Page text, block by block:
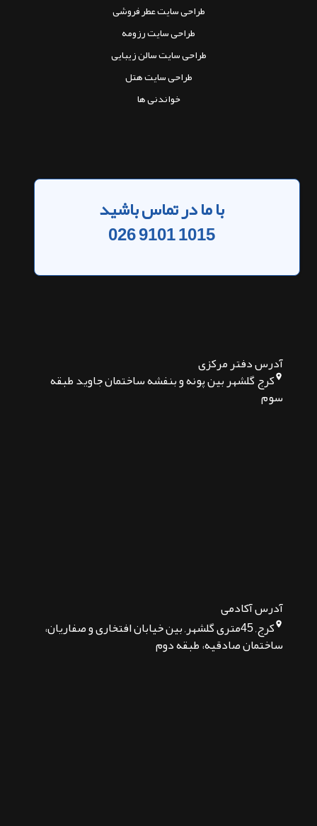
طراحی سایت عطر فروشی
طراحی سایت رزومه
طراحی سایت سالن زیبایی
طراحی سایت هتل
خواندنی ها
با ما در تماس باشید
026 9101 1015
آدرس دفتر مرکزی
کرج گلشهر بین پونه و بنفشه ساختمان جاوید طبقه
سوم
آدرس آکادمی
کرج, 45متری گلشهر, بین خیابان افتخاری و صفاریان،
ساختمان صادقیه، طبقه دوم